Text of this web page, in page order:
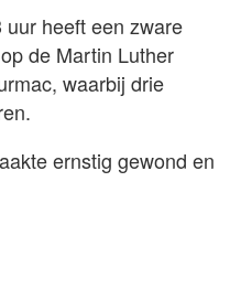
heeft een zware
de Martin Luther
waarbij drie
ernstig gewond en